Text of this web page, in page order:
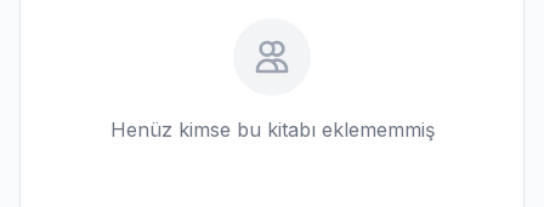
Henüz kimse bu kitabı eklememmiş